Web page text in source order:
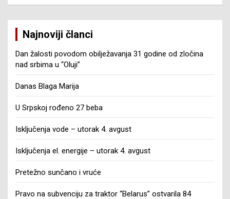
Najnoviji članci
Dan žalosti povodom obilježavanja 31 godine od zločina
nad srbima u “Oluji”
Danas Blaga Marija
U Srpskoj rođeno 27 beba
Isključenja vode – utorak 4. avgust
Isključenja el. energije – utorak 4. avgust
Pretežno sunčano i vruće
Pravo na subvenciju za traktor “Belarus” ostvarila 84